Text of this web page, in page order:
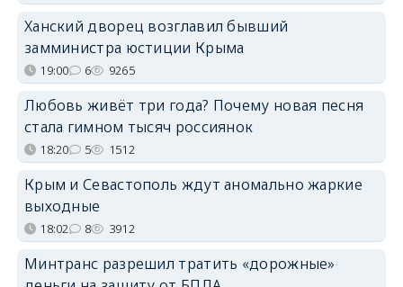
Ханский дворец возглавил бывший
замминистра юстиции Крыма
19:00 6 9265
Любовь живёт три года? Почему новая песня
стала гимном тысяч россиянок
18:20 5 1512
Крым и Севастополь ждут аномально жаркие
выходные
18:02 8 3912
Минтранс разрешил тратить «дорожные»